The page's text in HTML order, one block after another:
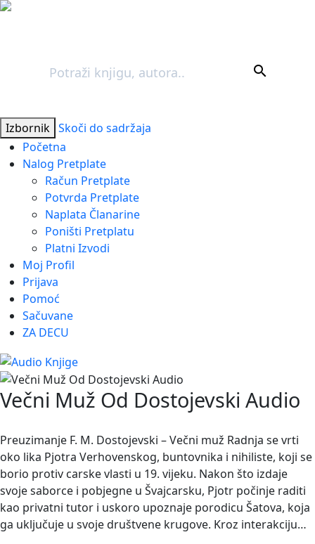
search
Izbornik Skoči do sadržaja
Početna
Nalog Pretplate
Račun Pretplate
Potvrda Pretplate
Naplata Članarine
Poništi Pretplatu
Platni Izvodi
Moj Profil
Prijava
Pomoć
Sačuvane
ZA DECU
Večni Muž Od Dostojevski Audio
Preuzimanje F. M. Dostojevski – Večni muž Radnja se vrti
oko lika Pjotra Verhovenskog, buntovnika i nihiliste, koji se
borio protiv carske vlasti u 19. vijeku. Nakon što izdaje
svoje saborce i pobjegne u Švajcarsku, Pjotr počinje raditi
kao privatni tutor i uskoro upoznaje porodicu Šatova, koja
ga uključuje u svoje društvene krugove. Kroz interakciju…